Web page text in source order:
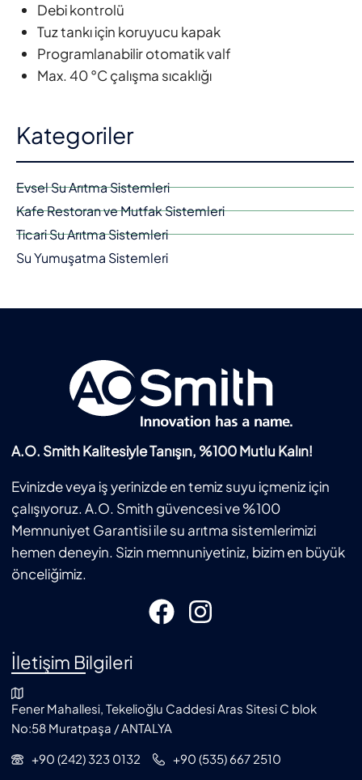
Kategoriler
Evsel Su Arıtma Sistemleri
Kafe Restoran ve Mutfak Sistemleri
Ticari Su Arıtma Sistemleri
Su Yumuşatma Sistemleri
Debi kontrolü
Tuz tankı için koruyucu kapak
Programlanabilir otomatik valf
Max. 40 °C çalışma sıcaklığı
A.O. Smith Kalitesiyle Tanışın, %100 Mutlu Kalın!
Evinizde veya iş yerinizde en temiz suyu içmeniz için
çalışıyoruz. A.O. Smith güvencesi ve %100
Memnuniyet Garantisi ile su arıtma sistemlerimizi
hemen deneyin. Sizin memnuniyetiniz, bizim en büyük
önceliğimiz.
İletişim Bilgileri
Fener Mahallesi, Tekelioğlu Caddesi Aras Sitesi C blok
No:58 Muratpaşa / ANTALYA
+90 (242) 323 0132
+90 (535) 667 2510